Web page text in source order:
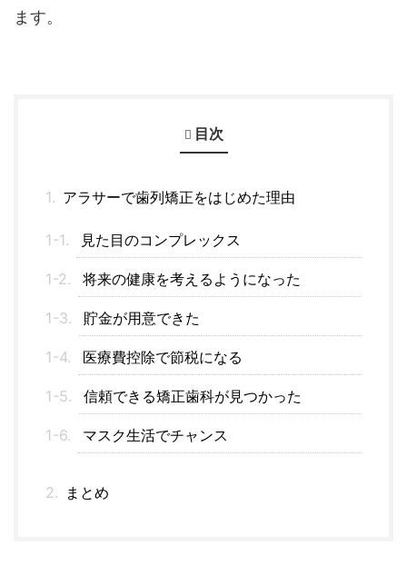
ます。
目次
アラサーで歯列矯正をはじめた理由
見た目のコンプレックス
将来の健康を考えるようになった
貯金が用意できた
医療費控除で節税になる
信頼できる矯正歯科が見つかった
マスク生活でチャンス
まとめ